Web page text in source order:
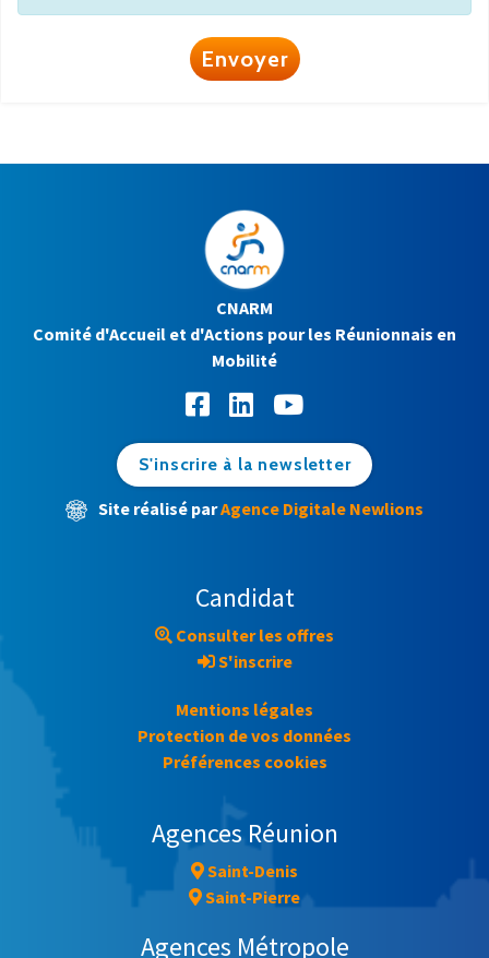
Envoyer
Agences Réunion
Saint-Denis
Saint-Pierre
Agences Métropole
CNARM
Comité d'Accueil et d'Actions pour les Réunionnais en
Mobilité
S'inscrire à la newsletter
Site réalisé parAgence Digitale Newlions
Candidat
Consulter les offres
S'inscrire
Mentions légales
Protection de vos données
Préférences cookies